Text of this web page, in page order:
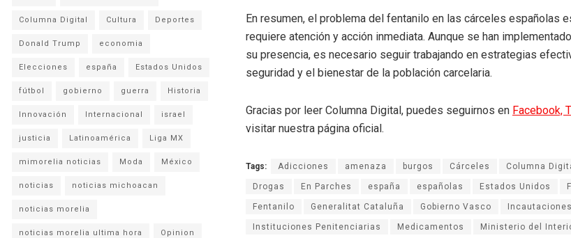
En resumen, el problema del fentanilo en las cárceles españolas
requiere atención y acción inmediata. Aunque se han
su presencia, es necesario seguir trabajando en estrategias
seguridad y el bienestar de la población carcelaria.
Gracias por leer Columna Digital, puedes seguirnos en Facebook,
visitar nuestra página oficial.
Tags: Adicciones amenaza burgos Cárceles Columna
Drogas En Parches españa españolas Estados Unidos
Fentanilo Generalitat Cataluña Gobierno Vasco Incautaciones
Instituciones Penitenciarias Medicamentos Ministerio del
Columna Digital Cultura Deportes
Donald Trump economia
Elecciones españa Estados Unidos
fútbol gobierno guerra Historia
Innovación Internacional israel
justicia Latinoamérica Liga MX
mimorelia noticias Moda México
noticias noticias michoacan
noticias morelia
noticias morelia ultima hora Opinion